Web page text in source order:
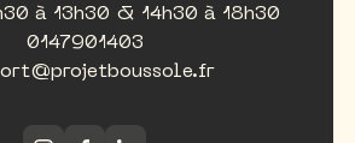
à 13h30 & 14h30 à 18h30
0147901403